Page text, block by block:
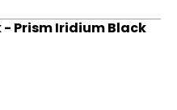
Prism Iridium Black